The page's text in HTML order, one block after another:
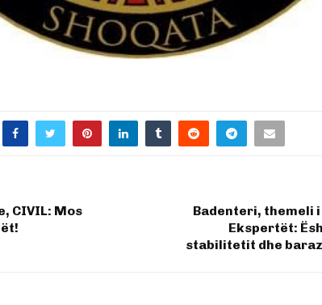
CIVIL: Mos
Badenteri, themeli
Ekspertët:
stabilitetit dhe